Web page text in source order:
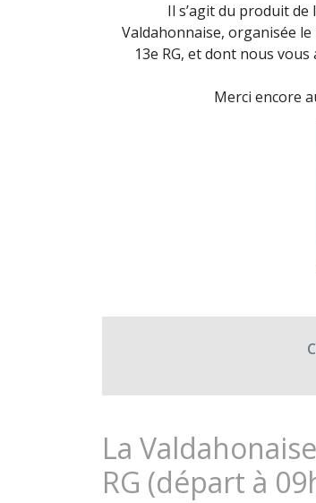
Il s’agit du produit
Valdahonnaise, organisée
13e RG, et dont nous
Merci encore
La
RG (départ à